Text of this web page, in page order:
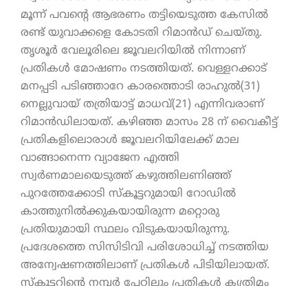
മൂന്ന് പവൻ്റെ ആഭരണം തട്ടിയെടുത്ത കേസിൽ
രണ്ട് യുവാക്കളെ കോടതി റിമാൻഡ് ചെയ്തു.
തൃശൂർ വേലൂരിലെ ജൂവലറിയിൽ നിന്നാണ്
പ്രതികൾ മോഷണം നടത്തിയത്. വെള്ളറക്കാട്
മനപ്പടി പടിഞ്ഞാറേ കാരത്തൊടി രാഹുൽ(31)
നെല്ലുവായ് തത്രിയാട്ട് മാധവ്(21) എന്നിവരാണ്
റിമാൻഡിലായത്. കഴിഞ്ഞ മാസം 28 ന് വൈകീട്ട്
പ്രതികളിലൊരാൾ ജൂവലറിയിലേക്ക് മാല
വാങ്ങാനെന്ന വ്യാജേന എത്തി
സ്വർണമാലയെടുത്ത് കഴുത്തിലണിഞ്ഞ്
പുറത്തേക്കോടി സ്കൂട്ടറുമായി റോഡിൽ
കാത്തുനിൽക്കുകയായിരുന്ന മറ്റൊരു
പ്രതിയുമായി സ്ഥലം വിടുകയായിരുന്നു.
പ്രദേശത്തെ സിസിടിവി പരിശോധിച്ച് നടത്തിയ
അന്വേഷണത്തിലാണ് പ്രതികൾ പിടിയിലായത്.
സ്കൂട്ടറിൻ്റെ നമ്പർ പ്ലേറ്റിലും പ്രതികൾ കൃത്രിമം